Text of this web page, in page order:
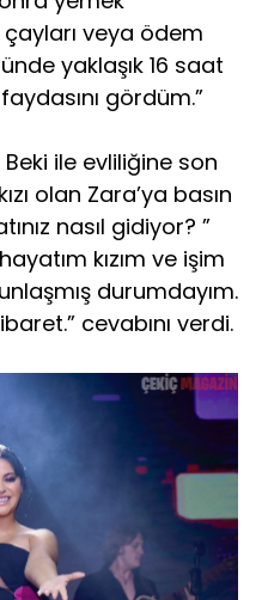
veya ödem
yaklaşık 16 saat
gördüm.”
Beki ile evliliğine son
olan Zara’ya basın
nasıl gidiyor? ”
kızım ve işim
durumdayım.
cevabını verdi.